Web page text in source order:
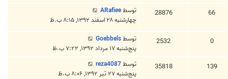
66
28876 توسطARafiee
چهارشنبه ۲۸ اسفند ۱۳۹۲, ۸:۱۵ ب.ظ
0
2532 توسطGoebbels
پنج‌شنبه ۱۷ مرداد ۱۳۹۲, ۷:۲۲ ب.ظ
139
35818 توسطreza4087
پنج‌شنبه ۲۷ تیر ۱۳۹۲, ۸:۰۶ ب.ظ